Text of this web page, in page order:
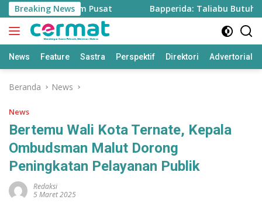
Langsung
ke
konten
Breaking News
dari Program Pusat Bapperida: Taliabu Butuh
News Feature Sastra Perspektif Direktori Advertorial
Beranda News
News
Bertemu Wali Kota Ternate, Kepala
Ombudsman Malut Dorong
Peningkatan Pelayanan Publik
Redaksi
5 Maret 2025